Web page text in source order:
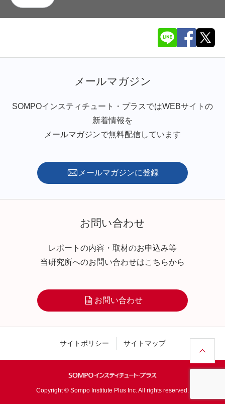
メールマガジン
SOMPOインスティチュート・プラスではWEBサイトの
新着情報を
メールマガジンで無料配信しています
メールマガジンに登録
お問い合わせ
レポートの内容・取材のお申込み等
当研究所へのお問い合わせはこちらから
お問い合わせ
サイトポリシー サイトマップ
Copyright © Sompo Institute Plus Inc. All rights reserved.